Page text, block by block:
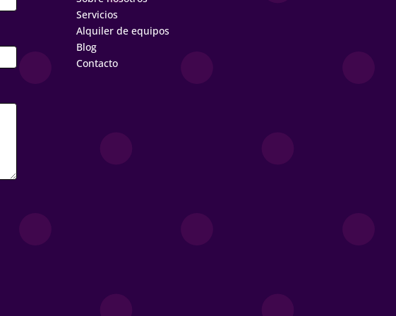
Servicios
Alquiler de equipos
Blog
Contacto